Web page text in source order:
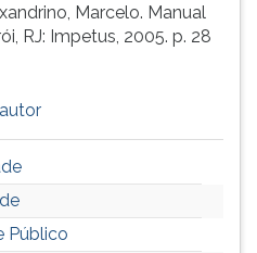
Marcelo. Manual
RJ: Impetus, 2005. p. 28
Público